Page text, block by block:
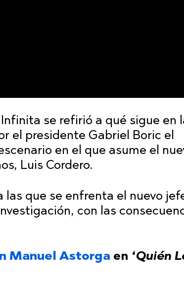
se refirió a qué sigue en
el presidente Gabriel Boric el
en el que asume el
Luis Cordero.
que se enfrenta el nuevo
con las
Manuel Astorga en ‘Quién